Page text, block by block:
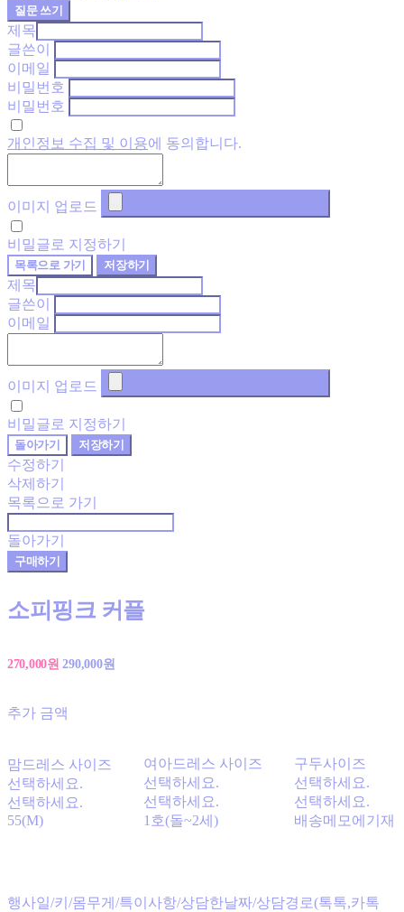
질문 쓰기
제목
글쓴이
이메일
비밀번호
비밀번호
개인정보 수집 및 이용에 동의합니다.
이미지 업로드
비밀글로 지정하기
목록으로 가기 저장하기
제목
글쓴이
이메일
이미지 업로드
비밀글로 지정하기
돌아가기 저장하기
수정하기
삭제하기
목록으로 가기
돌아가기
구매하기
소피핑크 커플
270,000원 290,000원
추가 금액
맘드레스 사이즈
선택하세요.
선택하세요.
55(M)
여아드레스 사이즈
선택하세요.
선택하세요.
1호(돌~2세)
구두사이즈
선택하세요.
선택하세요.
배송메모에기재
행사일/키/몸무게/특이사항/상담한날짜/상담경로(톡톡,카톡